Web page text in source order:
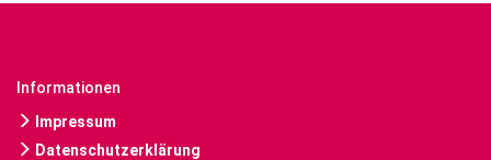
Informationen
Impressum
Datenschutzerklärung